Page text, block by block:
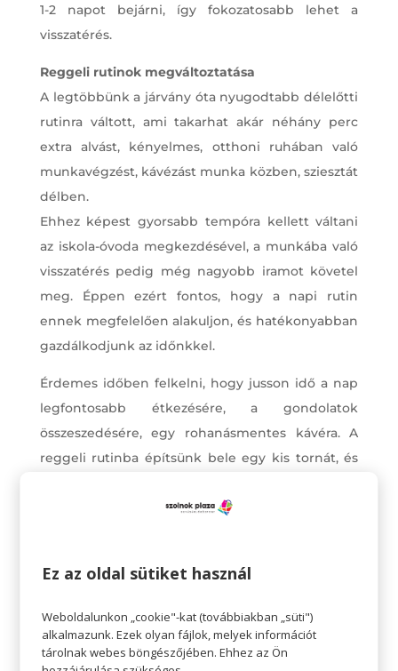
1-2 napot bejárni, így fokozatosabb lehet a
visszatérés.
Reggeli rutinok megváltoztatása
A legtöbbünk a járvány óta nyugodtabb délelőtti
rutinra váltott, ami takarhat akár néhány perc
extra alvást, kényelmes, otthoni ruhában való
munkavégzést, kávézást munka közben, sziesztát
délben.
Ehhez képest gyorsabb tempóra kellett váltani
az iskola-óvoda megkezdésével, a munkába való
visszatérés pedig még nagyobb iramot követel
meg. Éppen ezért fontos, hogy a napi rutin
ennek megfelelően alakuljon, és hatékonyabban
gazdálkodjunk az időnkkel.
Érdemes időben felkelni, hogy jusson idő a nap
legfontosabb étkezésére, a gondolatok
összeszedésére, egy rohanásmentes kávéra. A
reggeli rutinba építsünk bele egy kis tornát, és
megnyugtassuk magunk. Hiszen akarva-
feszítettebb tempóban kell dolgoznunk. Ezen
napunkat. Ha gondolatban átvesszük a várható
tennivalókat, és elképzeljük, ahogy mindennel
Ez az oldal sütiket használ
Weboldalunkon „cookie"-kat (továbbiakban „süti")
alkalmazunk. Ezek olyan fájlok, melyek információt
tárolnak webes böngészőjében. Ehhez az Ön